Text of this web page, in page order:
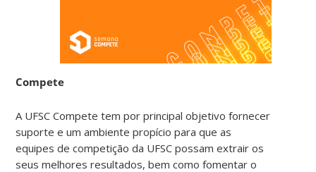
Compete
A UFSC Compete tem por principal objetivo fornecer
suporte e um ambiente propício para que as
equipes de competição da UFSC possam extrair os
seus melhores resultados, bem como fomentar o